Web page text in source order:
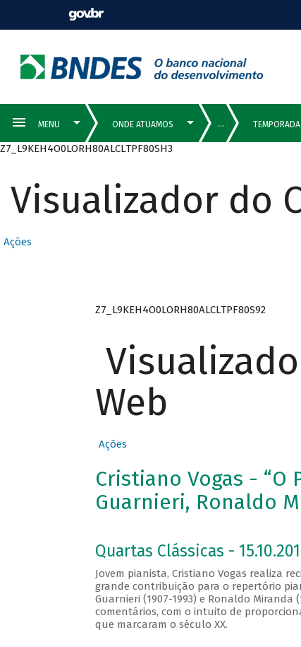
Z7_L9KEH4O0LORH80ALCLTPF80SH3
Visualizador do
Ações
Z7_L9KEH4O0LORH80ALCLTPF80S92
Web
Ações
Cristiano Vogas -
Guarnieri, Ronaldo
Quartas Clássicas -
Jovem pianista, Cristiano Vogas realiza
grande contribuição para o repertório
Guarnieri (1907-1993) e Ronaldo
comentários, com o intuito de
que marcaram o século XX.